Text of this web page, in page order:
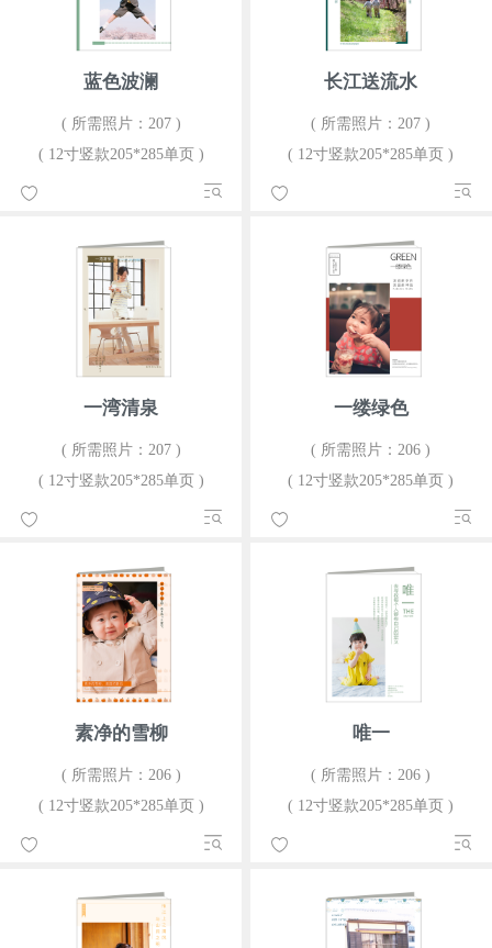
蓝色波澜
( 所需照片：207 )
( 12寸竖款205*285单页 )
长江送流水
( 所需照片：207 )
( 12寸竖款205*285单页 )
一湾清泉
( 所需照片：207 )
( 12寸竖款205*285单页 )
一缕绿色
( 所需照片：206 )
( 12寸竖款205*285单页 )
素净的雪柳
( 所需照片：206 )
( 12寸竖款205*285单页 )
唯一
( 所需照片：206 )
( 12寸竖款205*285单页 )